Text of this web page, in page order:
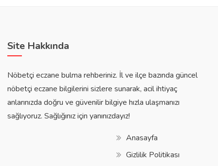
Site Hakkında
Nöbetçi eczane bulma rehberiniz. İl ve ilçe bazında güncel
nöbetçi eczane bilgilerini sizlere sunarak, acil ihtiyaç
anlarınızda doğru ve güvenilir bilgiye hızla ulaşmanızı
sağlıyoruz. Sağlığınız için yanınızdayız!
Anasayfa
Gizlilik Politikası